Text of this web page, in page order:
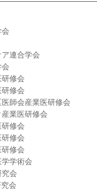
連合学会
修会
修会
師会産業医研修会
業医研修会
修会
修会
修会
学術会
会
会